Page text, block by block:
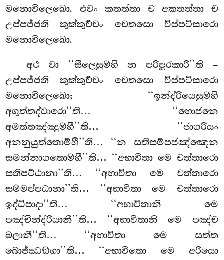
මනොවිලෙඛො. එවං කතත්තා ච අකතත්තා ච
උප්පජ්ජති කුක්කුච්චං චෙතසො විප්පටිසාරො
මනොවිලෙඛො.
අථ වා ‘‘සීලෙසුම්හි න පරිපූරකාරී’’ති –
උප්පජ්ජති කුක්කුච්චං චෙතසො විප්පටිසාරො
මනොවිලෙඛො; ‘‘ඉන්ද්රියෙසුම්හි
අගුත්තද්වාරො’’ති… ‘‘භොජනෙ
අමත්තඤ්ඤුම්හී’’ති… ‘‘ජාගරියං
අනනුයුත්තොම්හී’’ති… ‘‘න සතිසම්පජඤ්ඤෙන
සමන්නාගතොම්හී’’ති… ‘‘අභාවිතා මෙ චත්තාරො
සතිපට්ඨානා’’ති… ‘‘අභාවිතා මෙ චත්තාරො
සම්මප්පධානා’’ති… ‘‘අභාවිතා මෙ චත්තාරො
ඉද්ධිපාදා’’ති… ‘‘අභාවිතානි මෙ
පඤ්චින්ද්රියානී’’ති… ‘‘අභාවිතානි මෙ පඤ්ච
බලානී’’ති… ‘‘අභාවිතා මෙ සත්ත
බොජ්ඣඞ්ගා’’ති… ‘‘අභාවිතො මෙ අරියො